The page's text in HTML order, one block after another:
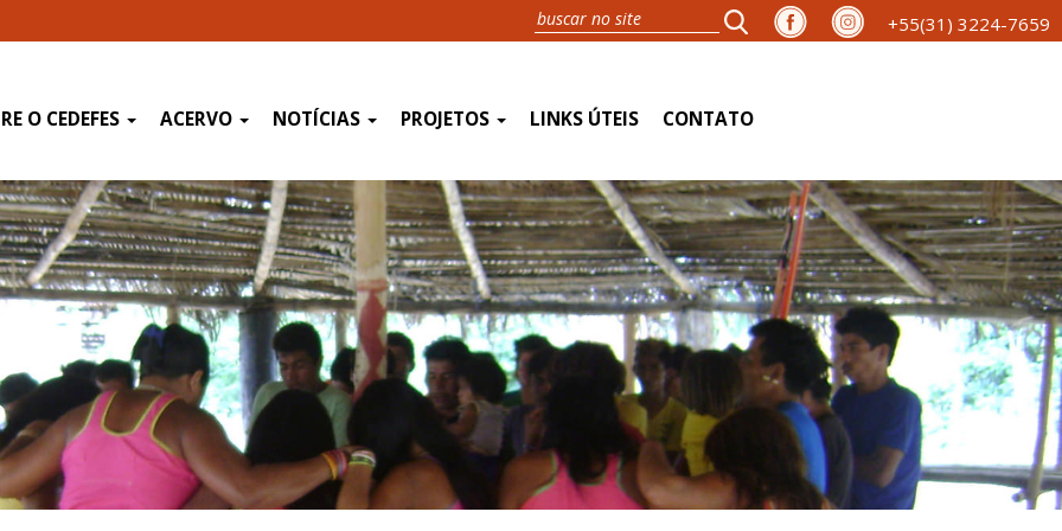
+55(31) 3224-7659
O CEDEFES ACERVO NOTÍCIAS PROJETOS LINKS ÚTEIS CONTATO